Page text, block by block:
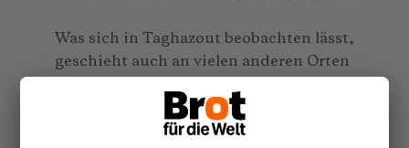
Was sich in Taghazout beobachten lässt,
geschieht auch an vielen anderen Orten
wirtschaftlichen Aufschwung mit sich
bringen und Arbeitsplätze schaffen. Er